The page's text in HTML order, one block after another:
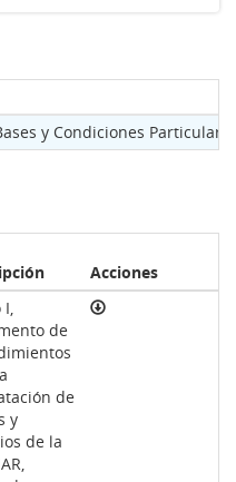
y Condiciones
Acciones
I,
de
de
y
de la